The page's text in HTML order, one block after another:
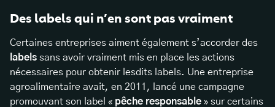
Des labels qui n’en sont pas vraiment
Certaines entreprises aiment également s’accorder des
labels sans avoir vraiment mis en place les actions
nécessaires pour obtenir lesdits labels. Une entreprise
agroalimentaire avait, en 2011, lancé une campagne
promouvant son label « pêche responsable » sur certains